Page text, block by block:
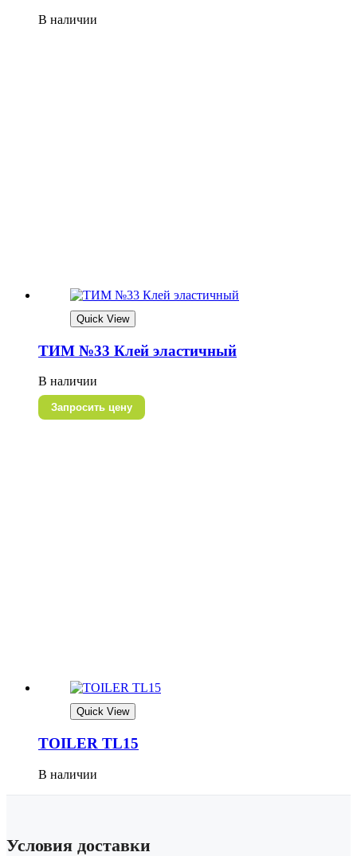
В наличии
Quick View
ТИМ №33 Клей эластичный
В наличии
Запросить цену
Quick View
TOILER TL15
В наличии
Условия доставки